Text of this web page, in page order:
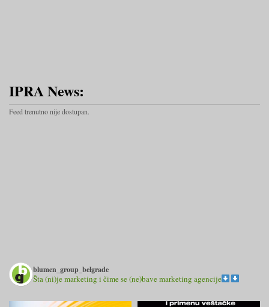
IPRA News:
Feed trenutno nije dostupan.
blumen_group_belgrade
Šta (ni)je marketing i čime se (ne)bave marketing agencije